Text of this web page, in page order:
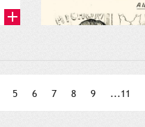
5 6 7 8 9 ...11